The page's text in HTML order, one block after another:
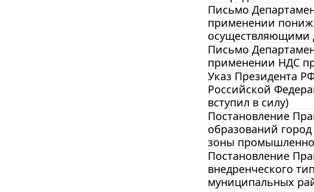
Письмо
применении
осуществляющими
Письмо
применении НДС
Указ Президента
Российской
вступил в силу)
Постановление
образований
зоны промышленно-
Постановление
внедренческого
муниципальных